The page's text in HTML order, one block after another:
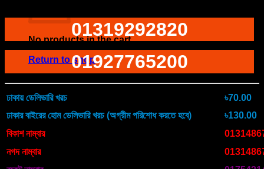
No products in the cart.
Return to shop
01319292820
01927765200
ঢাকায় ডেলিভারি খরচ
৳70.00
ঢাকার বাইরের হোম ডেলিভারি খরচ (অগ্রীম পরিশোধ করতে হবে)
৳130.00
বিকাশ নাম্বার
নগদ নাম্বার